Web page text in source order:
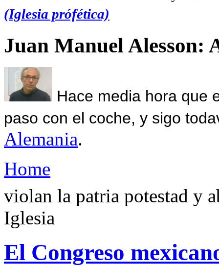
(Iglesia prófética)
Juan Manuel Alesson:
Hace media hora que
paso con el coche, y sigo
Alemania.
Home
violan la patria potestad y
Iglesia
El Congreso